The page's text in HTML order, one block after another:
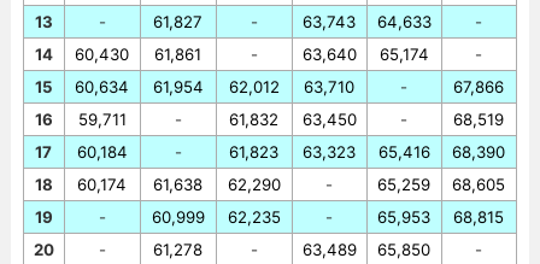
13
14
15
16
17
18
19
20
-
60,430
60,634
59,711
60,184
60,174
-
-
61,827
61,861
61,954
-
-
61,638
60,999
61,278
-
-
62,012
61,832
61,823
62,290
62,235
-
63,743
63,640
63,710
63,450
63,323
-
-
63,489
64,633
65,174
-
-
65,416
65,259
65,953
65,850
-
-
67,866
68,519
68,390
68,605
68,815
-